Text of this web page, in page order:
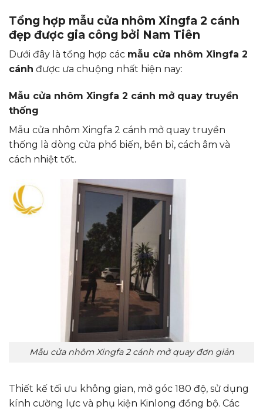
Tổng hợp mẫu cửa nhôm Xingfa 2 cánh
đẹp được gia công bởi Nam Tiên
Dưới đây là tổng hợp các mẫu cửa nhôm Xingfa 2
cánh được ưa chuộng nhất hiện nay:
Mẫu cửa nhôm Xingfa 2 cánh mở quay truyền
thống
Mẫu cửa nhôm Xingfa 2 cánh mở quay truyền
thống là dòng cửa phổ biến, bền bỉ, cách âm và
cách nhiệt tốt.
Mẫu cửa nhôm Xingfa 2 cánh mở quay đơn giản
Thiết kế tối ưu không gian, mở góc 180 độ, sử dụng
kính cường lực và phụ kiện Kinlong đồng bộ. Các